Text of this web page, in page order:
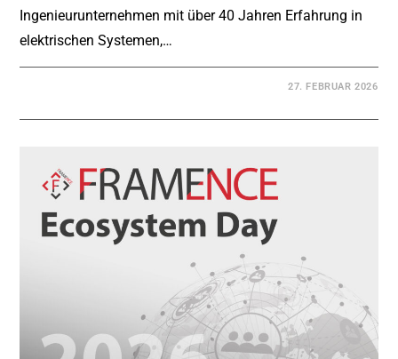
Ingenieurunternehmen mit über 40 Jahren Erfahrung in
elektrischen Systemen,…
27. FEBRUAR 2026